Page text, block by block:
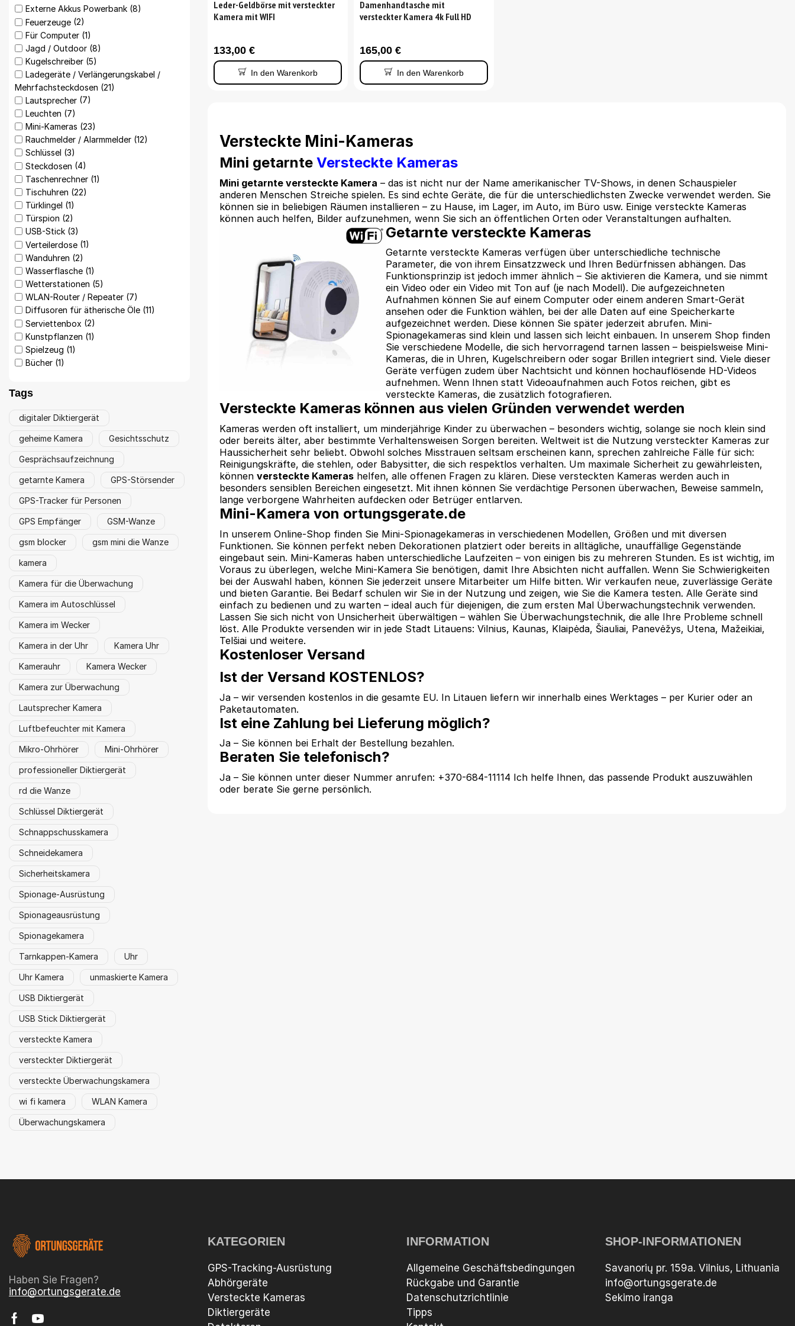
Externe Akkus Powerbank (8)
Feuerzeuge (2)
Für Computer (1)
Jagd / Outdoor (8)
Kugelschreiber (5)
Ladegeräte / Verlängerungskabel /
Mehrfachsteckdosen (21)
Lautsprecher (7)
Leuchten (7)
Mini-Kameras (23)
Rauchmelder / Alarmmelder (12)
Schlüssel (3)
Steckdosen (4)
Taschenrechner (1)
Tischuhren (22)
Türklingel (1)
Türspion (2)
USB-Stick (3)
Verteilerdose (1)
Wanduhren (2)
Wasserflasche (1)
Wetterstationen (5)
WLAN-Router / Repeater (7)
Diffusoren für ätherische Öle (11)
Serviettenbox (2)
Kunstpflanzen (1)
Spielzeug (1)
Bücher (1)
Tags
digitaler Diktiergerät
geheime Kamera Gesichtsschutz
Gesprächsaufzeichnung
getarnte Kamera GPS-Störsender
GPS-Tracker für Personen
GPS Empfänger GSM-Wanze
gsm blocker gsm mini die Wanze
kamera
Kamera für die Überwachung
Kamera im Autoschlüssel
Kamera im Wecker
Kamera in der Uhr Kamera Uhr
Kamerauhr Kamera Wecker
Kamera zur Überwachung
Lautsprecher Kamera
Luftbefeuchter mit Kamera
Mikro-Ohrhörer Mini-Ohrhörer
professioneller Diktiergerät
rd die Wanze
Schlüssel Diktiergerät
Schnappschusskamera
Schneidekamera
Sicherheitskamera
Spionage-Ausrüstung
Spionageausrüstung
Spionagekamera
Tarnkappen-Kamera Uhr
Uhr Kamera unmaskierte Kamera
USB Diktiergerät
USB Stick Diktiergerät
versteckte Kamera
versteckter Diktiergerät
versteckte Überwachungskamera
wi fi kamera WLAN Kamera
Überwachungskamera
Leder-Geldbörse mit versteckter
Kamera mit WIFI
133,00 €
In den Warenkorb
Damenhandtasche mit
versteckter Kamera 4k Full HD
165,00 €
In den Warenkorb
Versteckte Mini-Kameras
Mini getarnte Versteckte Kameras
Mini getarnte versteckte Kamera – das ist nicht nur der Name amerikanischer TV-Shows, in denen Schauspieler
anderen Menschen Streiche spielen. Es sind echte Geräte, die für die unterschiedlichsten Zwecke verwendet werden. Sie
können sie in beliebigen Räumen installieren – zu Hause, im Lager, im Auto, im Büro usw. Einige versteckte Kameras
können auch helfen, Bilder aufzunehmen, wenn Sie sich an öffentlichen Orten oder Veranstaltungen aufhalten.
Getarnte versteckte Kameras
Getarnte versteckte Kameras verfügen über unterschiedliche technische
Parameter, die von ihrem Einsatzzweck und Ihren Bedürfnissen abhängen. Das
Funktionsprinzip ist jedoch immer ähnlich – Sie aktivieren die Kamera, und sie nimmt
ein Video oder ein Video mit Ton auf (je nach Modell). Die aufgezeichneten
Aufnahmen können Sie auf einem Computer oder einem anderen Smart-Gerät
ansehen oder die Funktion wählen, bei der alle Daten auf eine Speicherkarte
aufgezeichnet werden. Diese können Sie später jederzeit abrufen. Mini-
Spionagekameras sind klein und lassen sich leicht einbauen. In unserem Shop finden
Sie verschiedene Modelle, die sich hervorragend tarnen lassen – beispielsweise Mini-
Kameras, die in Uhren, Kugelschreibern oder sogar Brillen integriert sind. Viele dieser
Geräte verfügen zudem über Nachtsicht und können hochauflösende HD-Videos
aufnehmen. Wenn Ihnen statt Videoaufnahmen auch Fotos reichen, gibt es
versteckte Kameras, die zusätzlich fotografieren.
Versteckte Kameras können aus vielen Gründen verwendet werden
Kameras werden oft installiert, um minderjährige Kinder zu überwachen – besonders wichtig, solange sie noch klein sind
oder bereits älter, aber bestimmte Verhaltensweisen Sorgen bereiten. Weltweit ist die Nutzung versteckter Kameras zur
Haussicherheit sehr beliebt. Obwohl solches Misstrauen seltsam erscheinen kann, sprechen zahlreiche Fälle für sich:
Reinigungskräfte, die stehlen, oder Babysitter, die sich respektlos verhalten. Um maximale Sicherheit zu gewährleisten,
können versteckte Kameras helfen, alle offenen Fragen zu klären. Diese versteckten Kameras werden auch in
besonders sensiblen Bereichen eingesetzt. Mit ihnen können Sie verdächtige Personen überwachen, Beweise sammeln,
lange verborgene Wahrheiten aufdecken oder Betrüger entlarven.
Mini-Kamera von ortungsgerate.de
In unserem Online-Shop finden Sie Mini-Spionagekameras in verschiedenen Modellen, Größen und mit diversen
Funktionen. Sie können perfekt neben Dekorationen platziert oder bereits in alltägliche, unauffällige Gegenstände
eingebaut sein. Mini-Kameras haben unterschiedliche Laufzeiten – von einigen bis zu mehreren Stunden. Es ist wichtig, im
Voraus zu überlegen, welche Mini-Kamera Sie benötigen, damit Ihre Absichten nicht auffallen. Wenn Sie Schwierigkeiten
bei der Auswahl haben, können Sie jederzeit unsere Mitarbeiter um Hilfe bitten. Wir verkaufen neue, zuverlässige Geräte
und bieten Garantie. Bei Bedarf schulen wir Sie in der Nutzung und zeigen, wie Sie die Kamera testen. Alle Geräte sind
einfach zu bedienen und zu warten – ideal auch für diejenigen, die zum ersten Mal Überwachungstechnik verwenden.
Lassen Sie sich nicht von Unsicherheit überwältigen – wählen Sie Überwachungstechnik, die alle Ihre Probleme schnell
löst. Alle Produkte versenden wir in jede Stadt Litauens: Vilnius, Kaunas, Klaipėda, Šiauliai, Panevėžys, Utena, Mažeikiai,
Telšiai und weitere.
Kostenloser Versand
Ist der Versand KOSTENLOS?
Ja – wir versenden kostenlos in die gesamte EU. In Litauen liefern wir innerhalb eines Werktages – per Kurier oder an
Paketautomaten.
Ist eine Zahlung bei Lieferung möglich?
Ja – Sie können bei Erhalt der Bestellung bezahlen.
Beraten Sie telefonisch?
Ja – Sie können unter dieser Nummer anrufen: +370-684-11114 Ich helfe Ihnen, das passende Produkt auszuwählen
oder berate Sie gerne persönlich.
Haben Sie Fragen?
info@ortungsgerate.de
KATEGORIEN
GPS-Tracking-Ausrüstung
Abhörgeräte
Versteckte Kameras
Diktiergeräte
INFORMATION
Allgemeine Geschäftsbedingungen
Rückgabe und Garantie
Datenschutzrichtlinie
Tipps
SHOP-INFORMATIONEN
Savanorių pr. 159a. Vilnius, Lithuania
info@ortungsgerate.de
Sekimo iranga